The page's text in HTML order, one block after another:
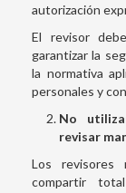
autorización
El revisor
garantizar la
la normativa
personales y
No
revisar
Los revisores
compartir